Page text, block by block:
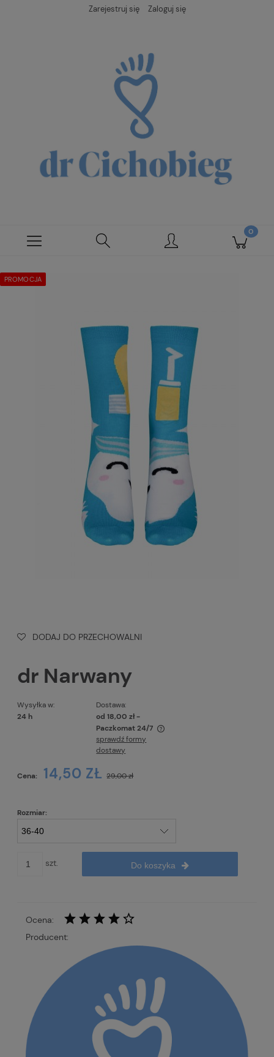
Zarejestruj się Zaloguj się
PROMOCJA
DODAJ DO PRZECHOWALNI
dr Narwany
Wysyłka w:
24 h
Dostawa:
od 18,00 zł-
Paczkomat 24/7
Cena nie zawiera ewentualnych kosztów płatności
sprawdź formy
dostawy
Cena: 14,50 ZŁ 29,00 zł
Rozmiar:
szt. Do koszyka
Ocena:
Producent: